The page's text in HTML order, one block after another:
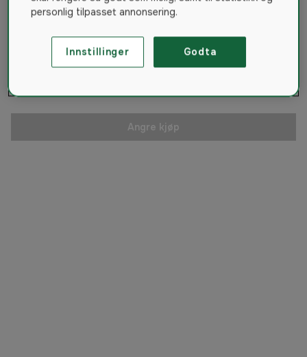
Årsak*
Angre kjøp
personlig tilpasset annonsering.
Innstillinger Godta